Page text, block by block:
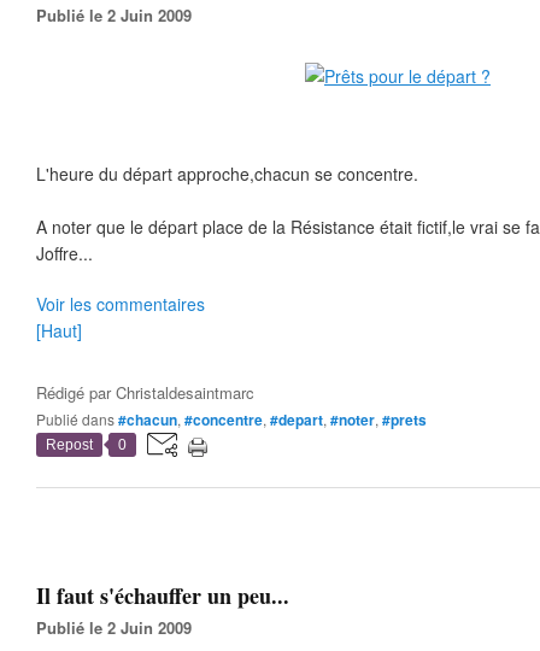
Publié le 2 Juin 2009
L'heure du départ approche,chacun se concentre.
A noter que le départ place de la Résistance était fictif,le vrai se
Joffre...
Voir les commentaires
[Haut]
Rédigé parChristaldesaintmarc
Publié dans#chacun, #concentre, #depart, #noter, #prets
Repost 0
Il faut s'échauffer un peu...
Publié le 2 Juin 2009